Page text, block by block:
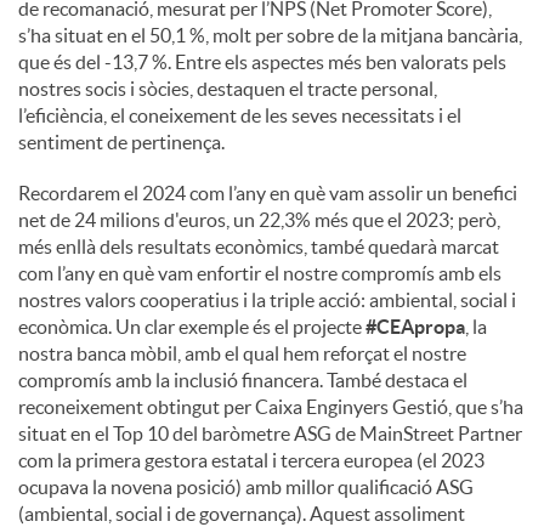
de recomanació, mesurat per l’NPS (Net Promoter Score),
s’ha situat en el 50,1 %, molt per sobre de la mitjana bancària,
que és del -13,7 %. Entre els aspectes més ben valorats pels
nostres socis i sòcies, destaquen el tracte personal,
l’eficiència, el coneixement de les seves necessitats i el
sentiment de pertinença.
Recordarem el 2024 com l’any en què vam assolir un benefici
net de 24 milions d'euros, un 22,3% més que el 2023; però,
més enllà dels resultats econòmics, també quedarà marcat
com l’any en què vam enfortir el nostre compromís amb els
nostres valors cooperatius i la triple acció: ambiental, social i
econòmica. Un clar exemple és el projecte#CEApropa , la
nostra banca mòbil, amb el qual hem reforçat el nostre
compromís amb la inclusió financera. També destaca el
reconeixement obtingut per Caixa Enginyers Gestió, que s’ha
situat en el Top 10 del baròmetre ASG de MainStreet Partner
com la primera gestora estatal i tercera europea (el 2023
ocupava la novena posició) amb millor qualificació ASG
(ambiental, social i de governança). Aquest assoliment